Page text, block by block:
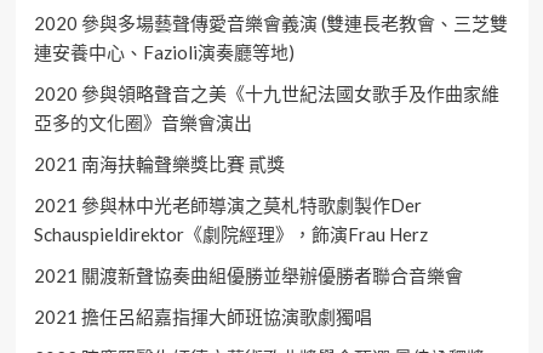
2020 參與多場藝聲傳愛音樂會義演 (雙連長老教會、三芝雙
連安養中心、Fazioli演奏廳等地)
2020 參與領略聲音之美《十九世紀法國女歌手及作曲家維
亞多的文化圈》音樂會演出
2021 南海扶輪聲樂獎比賽 貳獎
2021 參與林中光老師導演之莫札特歌劇製作Der
Schauspieldirektor《劇院經理》，飾演Frau Herz
2021 關渡新聲協奏曲組優勝並舉辦優勝者聯合音樂會
2021 擔任呂紹嘉指揮大師班協演歌劇獨唱